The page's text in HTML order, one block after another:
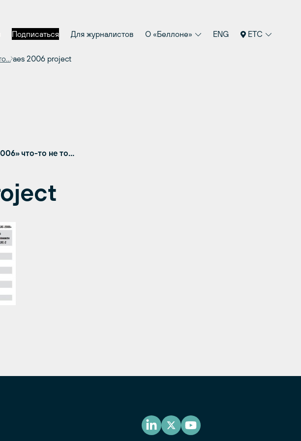
Подписаться Для журналистов О «Беллоне» ENG ETC
aes 2006 project
что-то не то…